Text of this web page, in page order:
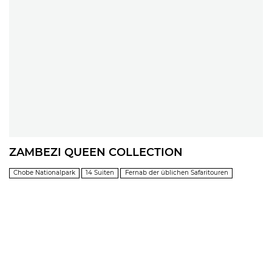
ZAMBEZI QUEEN COLLECTION
Chobe Nationalpark 14 Suiten Fernab der üblichen Safaritouren